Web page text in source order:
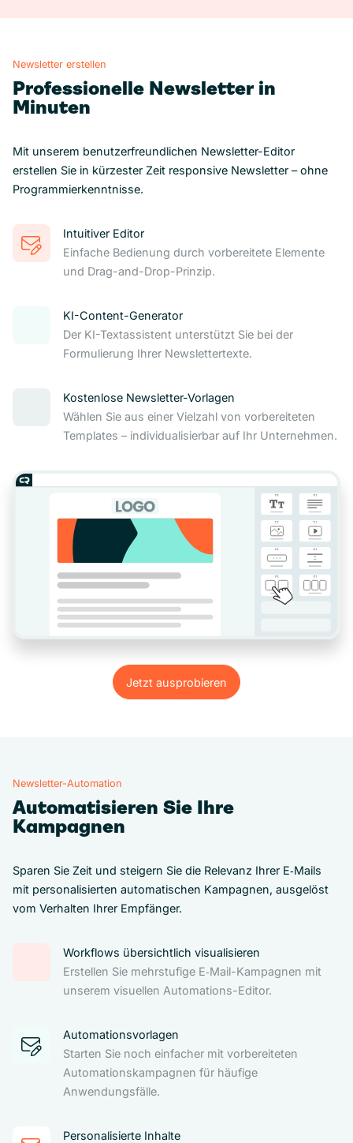
Jetzt ausprobieren
Jetzt ausprobieren
Newsletter erstellen
Professionelle Newsletter in
Minuten
Mit unserem benutzerfreundlichen Newsletter-Editor
erstellen Sie in kürzester Zeit responsive Newsletter – ohne
Programmierkenntnisse.
Intuitiver Editor
Einfache Bedienung durch vorbereitete Elemente
und Drag-and-Drop-Prinzip.
KI-Content-Generator
Der KI-Textassistent unterstützt Sie bei der
Formulierung Ihrer Newslettertexte.
Kostenlose Newsletter-Vorlagen
Wählen Sie aus einer Vielzahl von vorbereiteten
Templates – individualisierbar auf Ihr Unternehmen.
Newsletter-Automation
Automatisieren Sie Ihre
Kampagnen
Sparen Sie Zeit und steigern Sie die Relevanz Ihrer E‑Mails
mit personalisierten automatischen Kampagnen, ausgelöst
vom Verhalten Ihrer Empfänger.
Workflows übersichtlich visualisieren
Erstellen Sie mehrstufige E‑Mail-Kampagnen mit
unserem visuellen Automations-Editor.
Automationsvorlagen
Starten Sie noch einfacher mit vorbereiteten
Automationskampagnen für häufige
Anwendungsfälle.
Personalisierte Inhalte